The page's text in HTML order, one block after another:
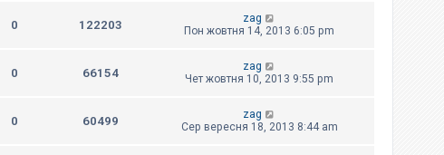
0 122203
zag
Пон жовтня 14, 2013 6:05 pm
0 66154
zag
Чет жовтня 10, 2013 9:55 pm
0 60499
zag
Сер вересня 18, 2013 8:44 am